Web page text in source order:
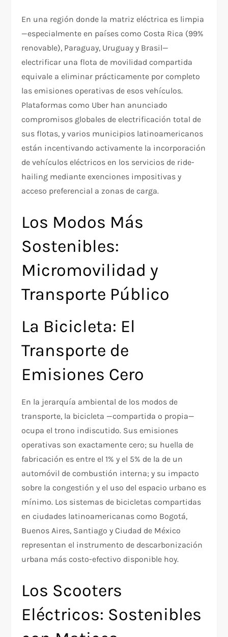
En una región donde la matriz eléctrica es limpia
—especialmente en países como Costa Rica (99%
renovable), Paraguay, Uruguay y Brasil—
electrificar una flota de movilidad compartida
equivale a eliminar prácticamente por completo
las emisiones operativas de esos vehículos.
Plataformas como Uber han anunciado
compromisos globales de electrificación total de
sus flotas, y varios municipios latinoamericanos
están incentivando activamente la incorporación
de vehículos eléctricos en los servicios de ride-
hailing mediante exenciones impositivas y
acceso preferencial a zonas de carga.
Los Modos Más
Sostenibles:
Micromovilidad y
Transporte Público
La Bicicleta: El
Transporte de
Emisiones Cero
En la jerarquía ambiental de los modos de
transporte, la bicicleta —compartida o propia—
ocupa el trono indiscutido. Sus emisiones
operativas son exactamente cero; su huella de
fabricación es entre el 1% y el 5% de la de un
automóvil de combustión interna; y su impacto
sobre la congestión y el uso del espacio urbano es
mínimo. Los sistemas de bicicletas compartidas
en ciudades latinoamericanas como Bogotá,
Buenos Aires, Santiago y Ciudad de México
representan el instrumento de descarbonización
urbana más costo-efectivo disponible hoy.
Los Scooters
Eléctricos: Sostenibles